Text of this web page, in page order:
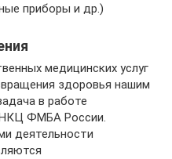
приборы и др.)
медицинских услуг
здоровья нашим
в работе
ФМБА России.
деятельности